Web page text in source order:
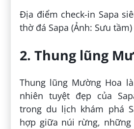
Địa điểm check-in Sapa
thờ đá Sapa (Ảnh: Sưu tầm)
2. Thung lũng
Thung lũng Mường Hoa
nhiên tuyệt đẹp của
trong du lịch khám phá
hợp giữa núi rừng,